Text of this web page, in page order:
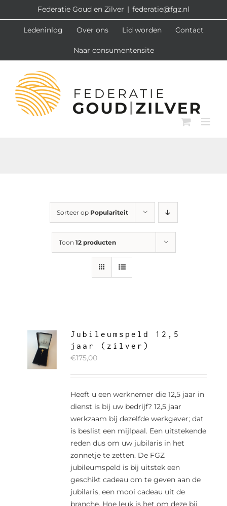
naar
inhoud
Federatie Goud en Zilver | federatie@fgz.nl
Ledeninlog Over ons Lid worden Contact
Naar consumentensite
Sorteer op Populariteit
Toon 12 producten
Jubileumspeld 12,5
jaar (zilver)
€175,00
Heeft u een werknemer die 12,5 jaar in
dienst is bij uw bedrijf? 12,5 jaar
werkzaam bij dezelfde werkgever; dat
is beslist een mijlpaal. Een uitstekende
reden dus om uw jubilaris in het
zonnetje te zetten. De FGZ
jubileumspeld is bij uitstek een
geschikt cadeau om te geven aan de
jubilaris, een mooi cadeau uit de
branche. Hoe leuk is het om deze bij